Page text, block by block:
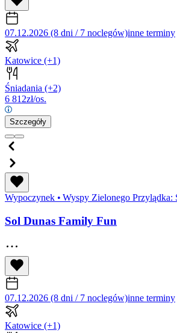
07.12.2026 (8 dni / 7 noclegów)inne terminy
Katowice (+1)
Śniadania (+2)
6 812zł/os.
Szczegóły
Wypoczynek • Wyspy Zielonego Przylądka:
Sol Dunas Family Fun
07.12.2026 (8 dni / 7 noclegów)inne terminy
Katowice (+1)